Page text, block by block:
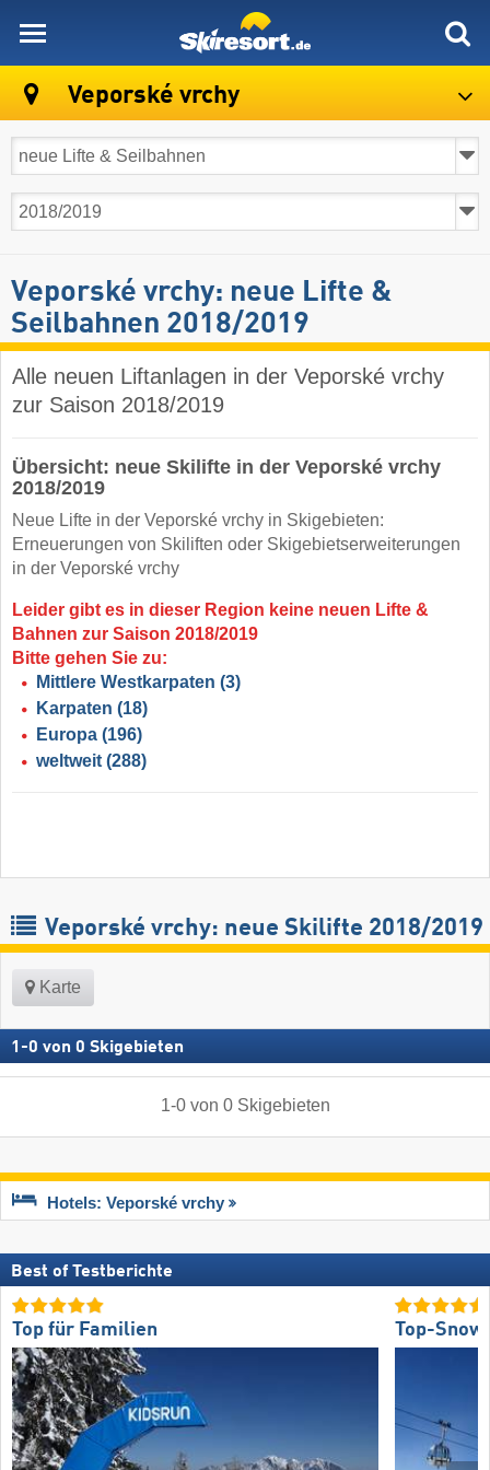
Veporské vrchy
Veporské vrchy: neue Lifte &
Seilbahnen 2018/2019
Alle neuen Liftanlagen in der Veporské vrchy
zur Saison 2018/2019
Übersicht: neue Skilifte in der Veporské vrchy
2018/2019
Neue Lifte in der Veporské vrchy in Skigebieten:
Erneuerungen von Skiliften oder Skigebietserweiterungen
in der Veporské vrchy
Leider gibt es in dieser Region keine neuen Lifte &
Bahnen zur Saison 2018/2019
Bitte gehen Sie zu:
Mittlere Westkarpaten (3)
Karpaten (18)
Europa (196)
weltweit (288)
Veporské vrchy: neue Skilifte 2018/2019
Karte
1 -0 von 0 Skigebieten
1-0von 0 Skigebieten
Hotels: Veporské vrchy
Best of Testberichte
Top für Familien Top-